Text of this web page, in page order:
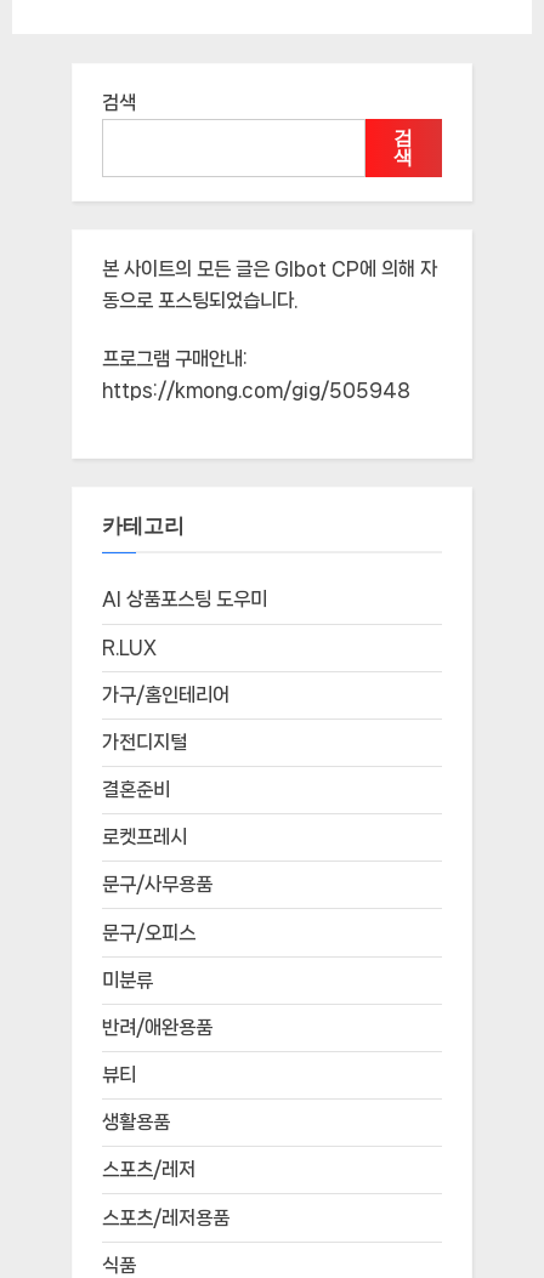
검색
검
색
본 사이트의 모든 글은 Glbot CP에 의해 자
동으로 포스팅되었습니다.
프로그램 구매안내:
https://kmong.com/gig/505948
카테고리
AI 상품포스팅 도우미
R.LUX
가구/홈인테리어
가전디지털
결혼준비
로켓프레시
문구/사무용품
문구/오피스
미분류
반려/애완용품
뷰티
생활용품
스포츠/레저
스포츠/레저용품
식품